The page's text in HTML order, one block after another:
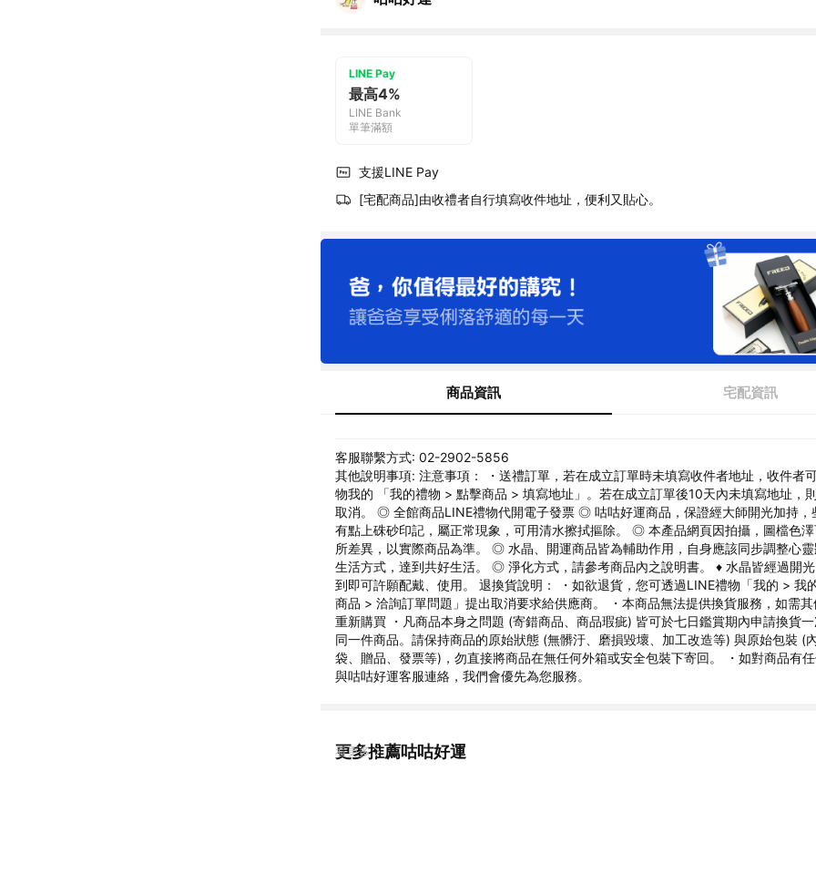
LINE Pay
最高4%
LINE Bank
單筆滿額
支援LINE Pay
[宅配商品]由收禮者自行填寫收件地址，便利又貼心。
商品資訊 宅配資訊
客服聯繫方式: 02-2902-5856
其他說明事項: 注意事項： ・送禮訂單，若在成立訂單時未填寫收件者地址，收件者
物我的 「我的禮物 > 點擊商品 > 填寫地址」。若在成立訂單後10天內未填寫地址，
取消。 ◎ 全館商品LINE禮物代開電子發票 ◎ 咕咕好運商品，保證經大師開光加持，
有點上硃砂印記，屬正常現象，可用清水擦拭摳除。 ◎ 本產品網頁因拍攝，圖檔色
所差異，以實際商品為準。 ◎ 水晶、開運商品皆為輔助作用，自身應該同步調整心
生活方式，達到共好生活。 ◎ 淨化方式，請參考商品內之說明書。 ♦ 水晶皆經過開
到即可許願配戴、使用。 退換貨說明： ・如欲退貨，您可透過LINE禮物「我的 > 我
商品 > 洽詢訂單問題」提出取消要求給供應商。 ・本商品無法提供換貨服務，如需
重新購買 ・凡商品本身之問題 (寄錯商品、商品瑕疵) 皆可於七日鑑賞期內申請換貨
同一件商品。請保持商品的原始狀態 (無髒汙、磨損毀壞、加工改造等) 與原始包裝 (
袋、贈品、發票等)，勿直接將商品在無任何外箱或安全包裝下寄回。 ・如對商品有
與咕咕好運客服連絡，我們會優先為您服務。
更多推薦咕咕好運
看更多